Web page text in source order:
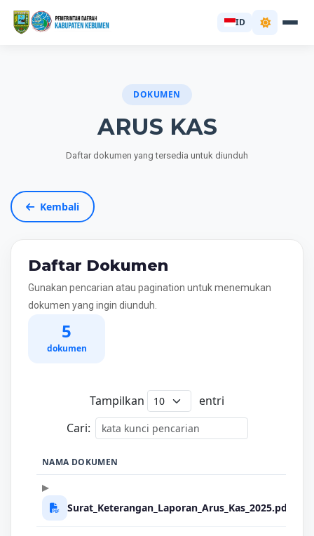
ID
DOKUMEN
ARUS KAS
Daftar dokumen yang tersedia untuk diunduh
Kembali
Daftar Dokumen
Gunakan pencarian atau pagination untuk menemukan
dokumen yang ingin diunduh.
5
dokumen
Tampilkan
entri
Cari:
NAMA DOKUMEN
Surat_Keterangan_Laporan_Arus_Kas_2025.pdf